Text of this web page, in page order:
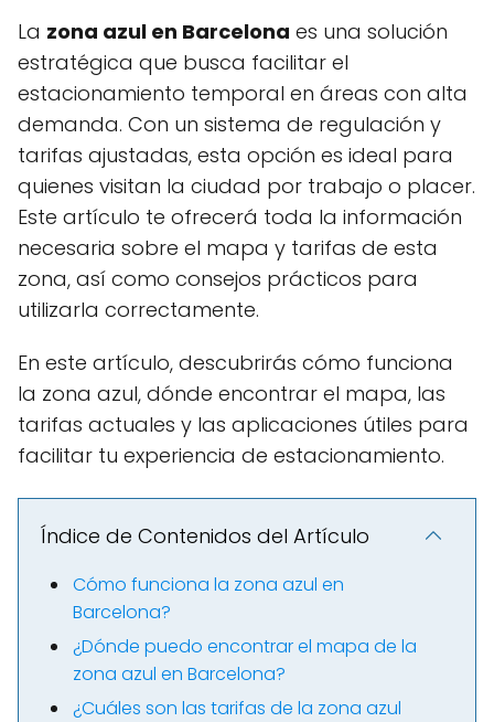
La zona azul en Barcelona es una solución
estratégica que busca facilitar el
estacionamiento temporal en áreas con alta
demanda. Con un sistema de regulación y
tarifas ajustadas, esta opción es ideal para
quienes visitan la ciudad por trabajo o placer.
Este artículo te ofrecerá toda la información
necesaria sobre el mapa y tarifas de esta
zona, así como consejos prácticos para
utilizarla correctamente.
En este artículo, descubrirás cómo funciona
la zona azul, dónde encontrar el mapa, las
tarifas actuales y las aplicaciones útiles para
facilitar tu experiencia de estacionamiento.
Índice de Contenidos del Artículo
Cómo funciona la zona azul en
Barcelona?
¿Dónde puedo encontrar el mapa de la
zona azul en Barcelona?
¿Cuáles son las tarifas de la zona azul